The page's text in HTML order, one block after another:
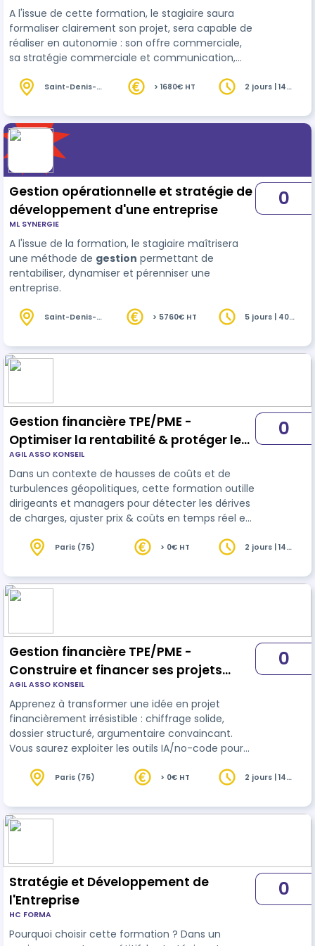
A l'issue de cette formation, le stagiaire saura
formaliser clairement son projet, sera capable de
réaliser en autonomie : son offre commerciale,
sa stratégie commerciale et communication,
administratives, et choisir son statut juridique et
Saint-Denis-
> 1680€ HT
2 jours | 14
Gestion opérationnelle et stratégie de
développement d'une entreprise
ML SYNERGIE
A l'issue de la formation, le stagiaire maîtrisera
une méthode de gestion permettant de
rentabiliser, dynamiser et pérenniser une
entreprise.
0
Saint-Denis-
> 5760€ HT
5 jours | 40
Gestion financière TPE/PME -
Optimiser la rentabilité & protéger les
marges
AGIL ASSO KONSEIL
Dans un contexte de hausses de coûts et de
turbulences géopolitiques, cette formation outille
dirigeants et managers pour détecter les dérives
de charges, ajuster prix & coûts en temps réel et
vous saurez maintenir, voire accroître, votre
0
Paris (75) > 0€ HT
2 jours | 14
Gestion financière TPE/PME -
Construire et financer ses projets
stratégiques
AGIL ASSO KONSEIL
Apprenez à transformer une idée en projet
financièrement irrésistible : chiffrage solide,
dossier structuré, argumentaire convaincant.
Vous saurez exploiter les outils IA/no-code pour
maximiser vos chances devant banquiers ou
0
Paris (75) > 0€ HT
2 jours | 14
Stratégie et Développement de
l'Entreprise
HC FORMA
Pourquoi choisir cette formation ? Dans un
0